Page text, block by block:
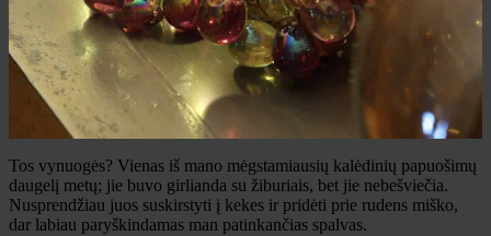
Tos vynuogės? Vienas iš mano mėgstamiausių kalėdinių papuošimų
daugelį metų; jie buvo girlianda su žiburiais, bet jie nebešviečia.
Nusprendžiau juos suskirstyti į kekes ir pridėti prie rudens miško,
dar labiau paryškindamas man patinkančias spalvas.